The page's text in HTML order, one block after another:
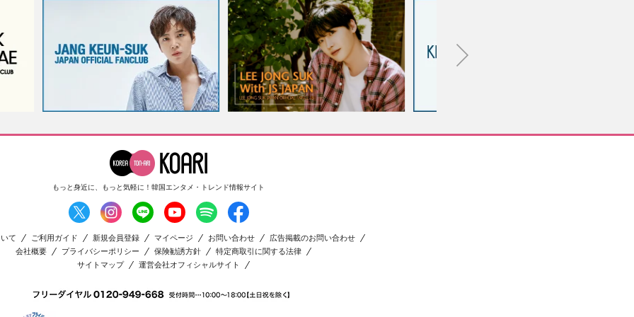
もっと身近に、もっと気軽に！ 韓国エンタメ・トレンド情報サイト
て ご利用ガイド 新規会員登録 マイページ お問い合わせ
広告掲載のお問い合わせ
会社概要
プライバシーポリシー 保険勧誘方針
特定商取引に関する法律
サイトマップ
運営会社オフィシャルサイト